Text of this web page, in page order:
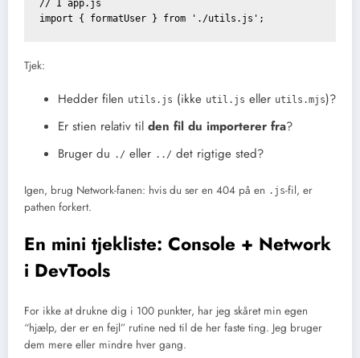
// I app.js
import { formatUser } from './utils.js';
Tjek:
Hedder filen utils.js (ikke util.js eller utils.mjs)?
Er stien relativ til den fil du importerer fra?
Bruger du ./ eller ../ det rigtige sted?
Igen, brug Network-fanen: hvis du ser en 404 på en .js-fil, er
pathen forkert.
En mini tjekliste: Console + Network
i DevTools
For ikke at drukne dig i 100 punkter, har jeg skåret min egen
“hjælp, der er en fejl” rutine ned til de her faste ting. Jeg bruger
dem mere eller mindre hver gang.